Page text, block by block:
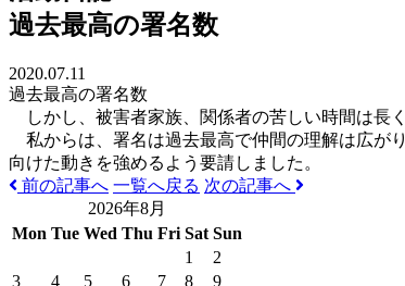
過去最高の署名数
2020.07.11
過去最高の署名数
しかし、被害者家族、関係者の苦しい時間は長
私からは、署名は過去最高で仲間の理解は広が
向けた動きを強めるよう要請しました。
前の記事へ 一覧へ戻る 次の記事へ
2026年8月
Mon Tue Wed Thu Fri Sat Sun
1
2
3
4 5 6 7 8
9